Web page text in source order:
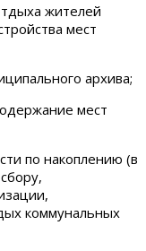
жителей
мест
архива;
мест
по накоплению (в
коммунальных